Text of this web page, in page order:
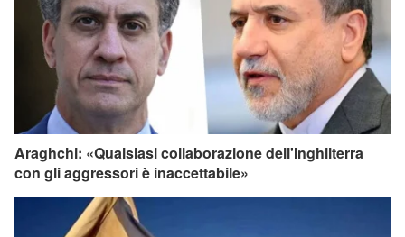
Araghchi: «Qualsiasi collaborazione dell'Inghilterra
con gli aggressori è inaccettabile»